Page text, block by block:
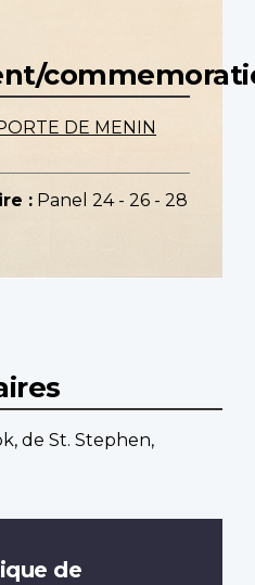
DE MENIN
: Panel 24 - 26 - 28
de St. Stephen,
de